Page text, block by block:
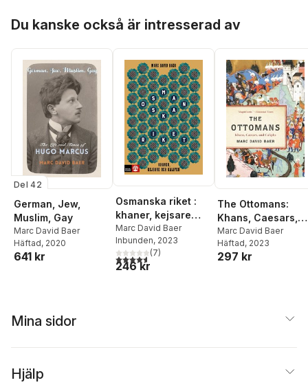
Du kanske också är intresserad av
Del 42
German, Jew,
Muslim, Gay
Marc David Baer
Häftad, 2020
641 kr
Osmanska riket :
khaner, kejsare
och kalifer
Marc David Baer
Inbunden, 2023
4,6utav 5 stjärnor. Totalt antal röster:
(7)
246 kr
The Ottomans:
Khans, Caesars,
and Caliphs
Marc David Baer
Häftad, 2023
297 kr
Mina sidor
Hjälp